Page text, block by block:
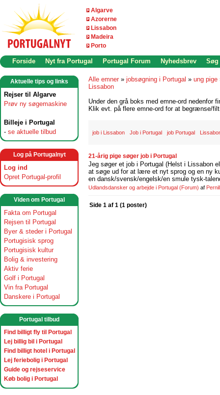
Algarve
Azorerne
Lissabon
Madeira
Porto
Forside Nyt fra Portugal Portugal Forum Nyhedsbrev Søg
Aktuelle tips og links
Rejser til Algarve
Prøv ny søgemaskine
Billeje i Portugal
- se aktuelle tilbud
Log på Portugalnyt
Log ind
Opret Portugal-profil
Viden om Portugal
Fakta om Portugal
Rejsen til Portugal
Byer & steder i Portugal
Portugisisk sprog
Portugisisk kultur
Bolig & investering
Aktiv ferie
Golf i Portugal
Vin fra Portugal
Danskere i Portugal
Portugal tilbud
Find billigt fly til Portugal
Lej billig bil i Portugal
Find billigt hotel i Portugal
Lej feriebolig i Portugal
Guide og rejseservice
Køb bolig i Portugal
Alle emner » jobsøgning i Portugal » ung pige
Lissabon
Under den grå boks med emne-ord nedenfor
Klik evt. på flere emne-ord for at begrænse/
job i Lissabon Job i Portugal job Portugal
21-årig pige søger job i Portugal
Jeg søger et job i Portugal (Helst i Lissabon
at søge ud for at lære et nyt sprog og en ny
en dansk/svensk/engelsk/en smule tysk-
Udlandsdansker og arbejde i Portugal (Forum) af
Side 1 af 1 (1 poster)